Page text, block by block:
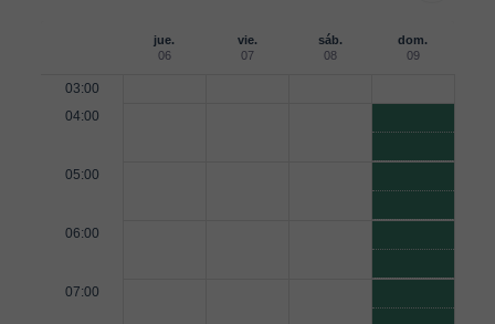
jue.
06
vie.
07
sáb.
08
dom.
09
03:00
04:00
05:00
06:00
07:00